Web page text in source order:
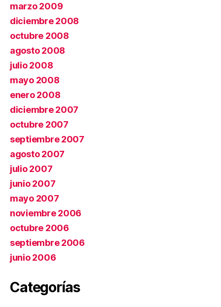
marzo 2009
diciembre 2008
octubre 2008
agosto 2008
julio 2008
mayo 2008
enero 2008
diciembre 2007
octubre 2007
septiembre 2007
agosto 2007
julio 2007
junio 2007
mayo 2007
noviembre 2006
octubre 2006
septiembre 2006
junio 2006
Categorías